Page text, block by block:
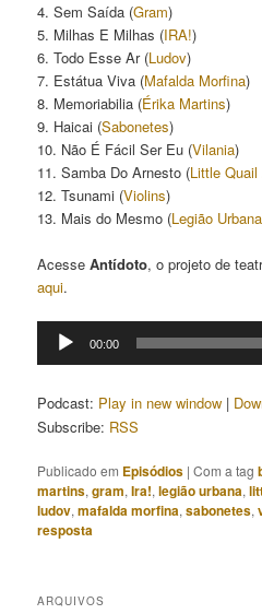
4. Sem Saída (Gram)
5. Milhas E Milhas (IRA!)
6. Todo Esse Ar (Ludov)
7. Estátua Viva (Mafalda Morfina)
8. Memoriabilia (Érika Martins)
9. Haicai (Sabonetes)
10. Não É Fácil Ser Eu (Vilania)
11. Samba Do Arnesto (Little
12. Tsunami (Violins)
13. Mais do Mesmo (Legião Urbana
AcesseAntídoto, o projeto de
aqui.
Tocador
00:00
Podcast: Play in new window |
Subscribe: RSS
Publicado em Episódios |Com a tag
martins,gram,Ira!,legião urbana,
ludov,mafalda morfina,sabonetes,
resposta
ARQUIVOS